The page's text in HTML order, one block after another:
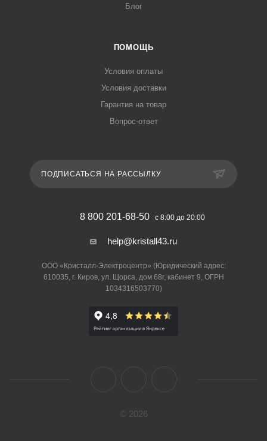
Блог
ПОМОЩЬ
Условия оплаты
Условия доставки
Гарантия на товар
Вопрос-ответ
ПОДПИСАТЬСЯ НА РАССЫЛКУ
8 800 201-68-50 с 8:00 до 20:00
help@kristall43.ru
ООО «Кристалл-Электроцентр» (Юридический адрес:
610035, г. Киров, ул. Щорса, дом 68г, кабинет 9, ОГРН
1034316503770)
© 2026